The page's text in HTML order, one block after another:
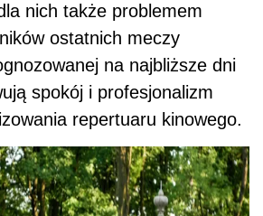
nich także problemem
ostatnich meczy
na najbliższe dni
spokój i profesjonalizm
repertuaru kinowego.